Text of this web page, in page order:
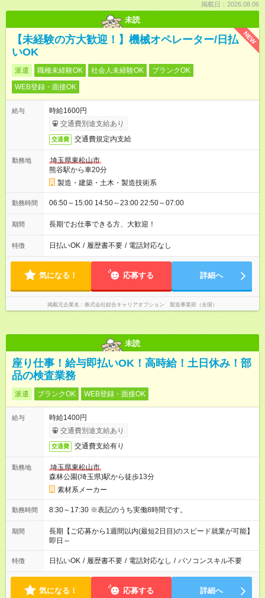
掲載日：2026.08.06
未読
NEW
【未経験の方大歓迎！】機械オペレーター/日払
いOK
派遣 職種未経験OK 社会人未経験OK
ブランクOK
WEB登録・面接OK
給与
時給1600円
交通費別途支給あり
交通費 交通費規定内支給
勤務地
埼玉県東松山市
熊谷駅から車20分
製造・建築・土木・製造技術系
勤務時間 06:50～15:00 14:50～23:00 22:50～07:00
期間 長期でお仕事できる方、大歓迎！
特徴 日払いOK / 履歴書不要 / 電話対応なし
気になる！ 応募する 詳細へ
掲載元企業名 株式会社綜合キャリアオプション 製造事業部（全国）
未読
座り仕事！給与即払いOK！高時給！土日休み！部
品の検査業務
派遣 ブランクOK WEB登録・面接OK
給与
時給1400円
交通費別途支給あり
交通費 交通費支給有り
勤務地
埼玉県東松山市
森林公園(埼玉県)駅から徒歩13分
素材系メーカー
勤務時間 8:30～17:30 ※表記のうち実働8時間です。
期間
長期【ご応募から1週間以内(最短2日目)のスピード就業が可能】
即日～
特徴 日払いOK / 履歴書不要 / 電話対応なし / パソコンスキル不要
気になる！ 応募する 詳細へ